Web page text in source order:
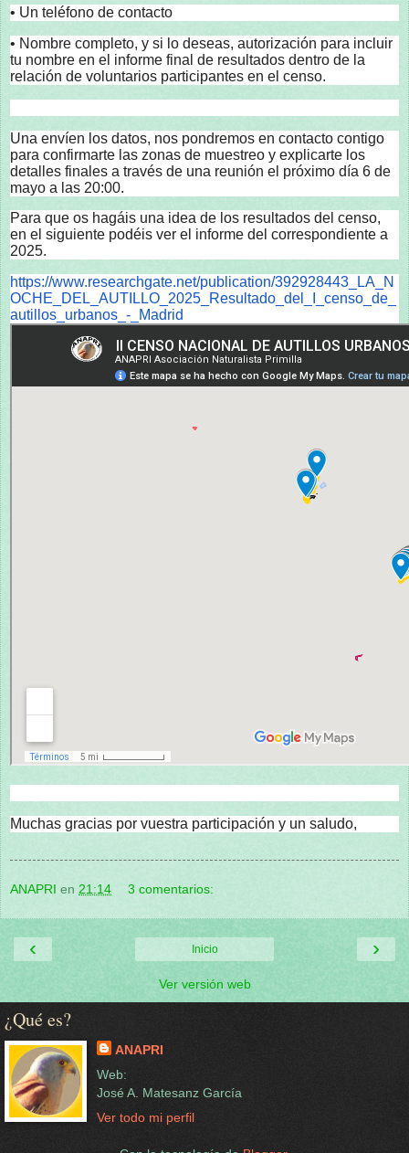
• Un teléfono de contacto
• Nombre completo, y si lo deseas, autorización para incluir
tu nombre en el informe final de resultados dentro de la
relación de voluntarios participantes en el censo.
Una envíen los datos, nos pondremos en contacto contigo
para confirmarte las zonas de muestreo y explicarte los
detalles finales a través de una reunión el próximo día 6 de
mayo a las 20:00.
Para que os hagáis una idea de los resultados del censo,
en el siguiente podéis ver el informe del correspondiente a
2025.
https://www.researchgate.net/publication/392928443_LA_N
OCHE_DEL_AUTILLO_2025_Resultado_del_I_censo_de_
autillos_urbanos_-_Madrid
Muchas gracias por vuestra participación y un saludo,
ANAPRI en 21:14 3 comentarios:
‹ ›
Inicio
Ver versión web
¿Qué es?
ANAPRI
Web:
José A. Matesanz García
Ver todo mi perfil